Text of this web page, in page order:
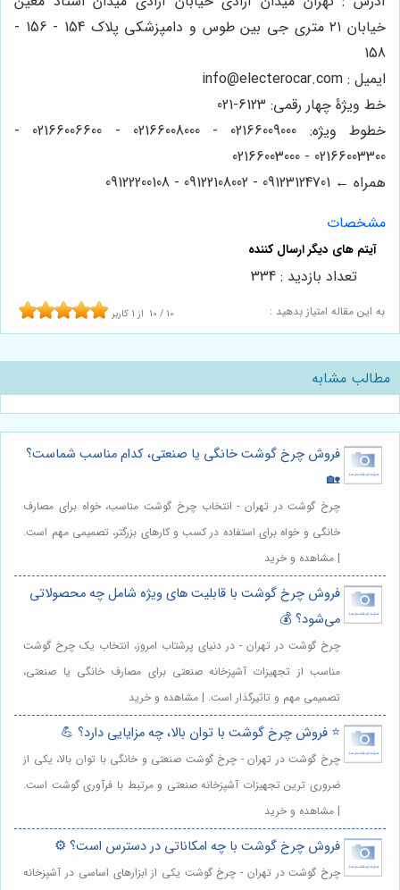
خیابان ۲۱ متری جی بین طوس و دامپزشکی پلاک 154 - 156 -
158
ایمیل : info@electerocar.com
خط ویژۀ چهار رقمی: 6123-021
خطوط ویژه: 02166009000 - 02166008000 - 02166006600 -
02166003300 - 02166003000
همراه ← 09123124701 - 09122108002 - 09122200108
مشخصات
به این مقاله امتیاز بدهید : 10 / 10 از 1 کاربر
تعداد بازدید : 334
مطالب مشابه
فروش چرخ گوشت خانگی یا صنعتی، کدام مناسب شماست؟
🏡
چرخ گوشت در تهران - انتخاب چرخ گوشت مناسب، خواه برای مصارف
خانگی و خواه برای استفاده در کسب و کارهای بزرگتر، تصمیمی مهم است.
| مشاهده و خرید
فروش چرخ گوشت با قابلیت های ویژه شامل چه محصولاتی
می‌شود؟ 💰
چرخ گوشت در تهران - در دنیای پرشتاب امروز، انتخاب یک چرخ گوشت
مناسب از تجهیزات آشپزخانه صنعتی برای مصارف خانگی یا صنعتی،
تصمیمی مهم و تاثیرگذار است. | مشاهده و خرید
⭐️ فروش چرخ گوشت با توان بالا، چه مزایایی دارد؟ 💪
چرخ گوشت در تهران - چرخ گوشت صنعتی و خانگی با توان بالا، یکی از
ضروری ترین تجهیزات آشپزخانه صنعتی و مرتبط با فرآوری گوشت است.
| مشاهده و خرید
فروش چرخ گوشت با چه امکاناتی در دسترس است؟ ⚙️
چرخ گوشت در تهران - چرخ گوشت یکی از ابزارهای اساسی در آشپزخانه